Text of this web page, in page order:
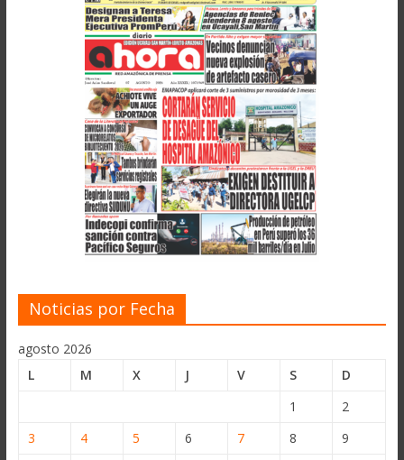
Noticias por Fecha
agosto 2026
L
M X J V S
D
1
2
3
4 5 6 7 8
9